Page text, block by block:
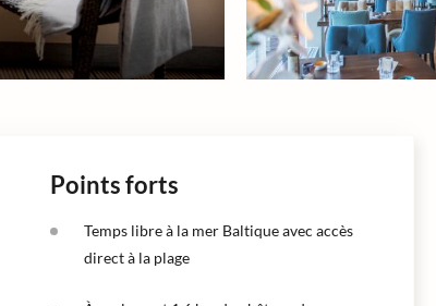
Points forts
Temps libre à la mer Baltique avec accès
direct à la plage